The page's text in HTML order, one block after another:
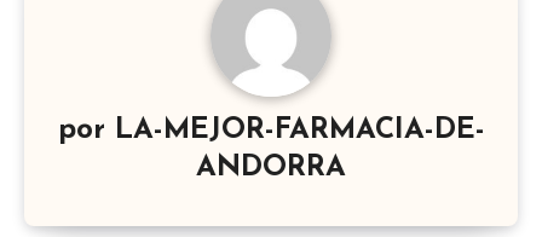
por LA-MEJOR-FARMACIA-DE-
ANDORRA